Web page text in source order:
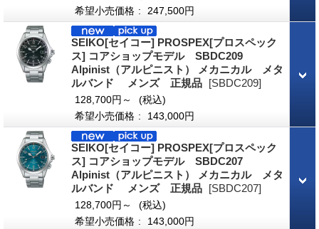
希望小売価格 : 247,500円
SEIKO[セイコー] PROSPEX[プロスペック
ス] コアショップモデル SBDC209
Alpinist（アルピニスト） メカニカル メタ
ルバンド メンズ 正規品 [SBDC209]
128,700円～
(税込)
希望小売価格 : 143,000円
SEIKO[セイコー] PROSPEX[プロスペック
ス] コアショップモデル SBDC207
Alpinist（アルピニスト） メカニカル メタ
ルバンド メンズ 正規品 [SBDC207]
128,700円～
(税込)
希望小売価格 : 143,000円